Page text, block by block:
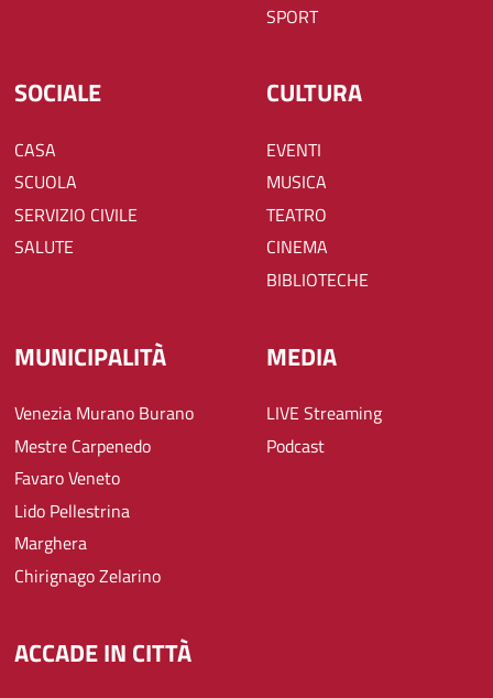
SPORT
SOCIALE
CASA
SCUOLA
SERVIZIO CIVILE
SALUTE
CULTURA
EVENTI
MUSICA
TEATRO
CINEMA
BIBLIOTECHE
MUNICIPALITÀ
Venezia Murano Burano
Mestre Carpenedo
Favaro Veneto
Lido Pellestrina
Marghera
Chirignago Zelarino
MEDIA
LIVE Streaming
Podcast
ACCADE IN CITTÀ